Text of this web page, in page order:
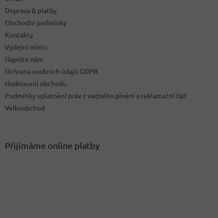
Doprava & platby
Obchodní podmínky
Kontakty
Výdejní místo
Napište nám
Ochrana osobních údajů GDPR
Hodnocení obchodu
Podmínky uplatnění práv z vadného plnění a reklamační řád
Velkoobchod
Přijímáme online platby